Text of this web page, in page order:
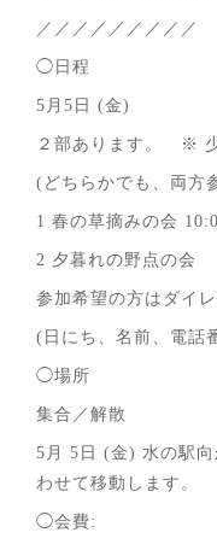
／／／／／／／／／
◯日程
5月5日 (金)
２部あります。 ※
(どちらかでも、両方
1 春の草摘みの会
2 夕暮れの野点の
参加希望の方はダイ
(日にち、名前、電話
◯場所
集合／解散
5月 5日 (金) 水の駅
わせて移動します。
◯会費: